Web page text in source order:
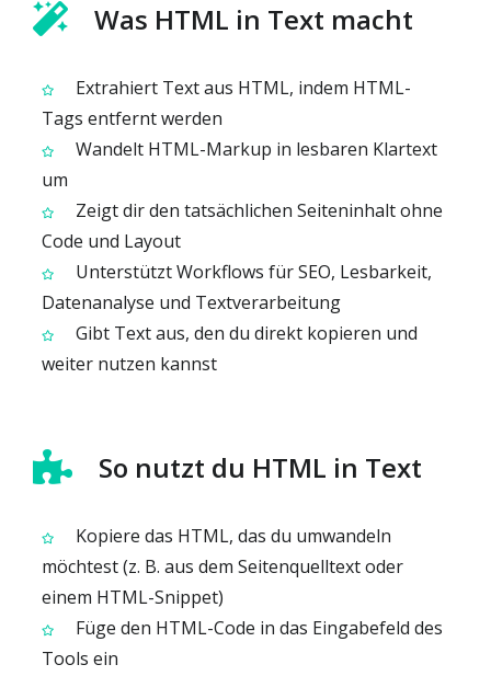
Was HTML in Text macht
Extrahiert Text aus HTML, indem HTML-
Tags entfernt werden
Wandelt HTML-Markup in lesbaren Klartext
um
Zeigt dir den tatsächlichen Seiteninhalt ohne
Code und Layout
Unterstützt Workflows für SEO, Lesbarkeit,
Datenanalyse und Textverarbeitung
Gibt Text aus, den du direkt kopieren und
weiter nutzen kannst
So nutzt du HTML in Text
Kopiere das HTML, das du umwandeln
möchtest (z. B. aus dem Seitenquelltext oder
einem HTML-Snippet)
Füge den HTML-Code in das Eingabefeld des
Tools ein